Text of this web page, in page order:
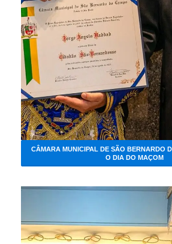
CÂMARA MUNICIPAL DE SÃO BERNARDO
O DIA DO MAÇOM